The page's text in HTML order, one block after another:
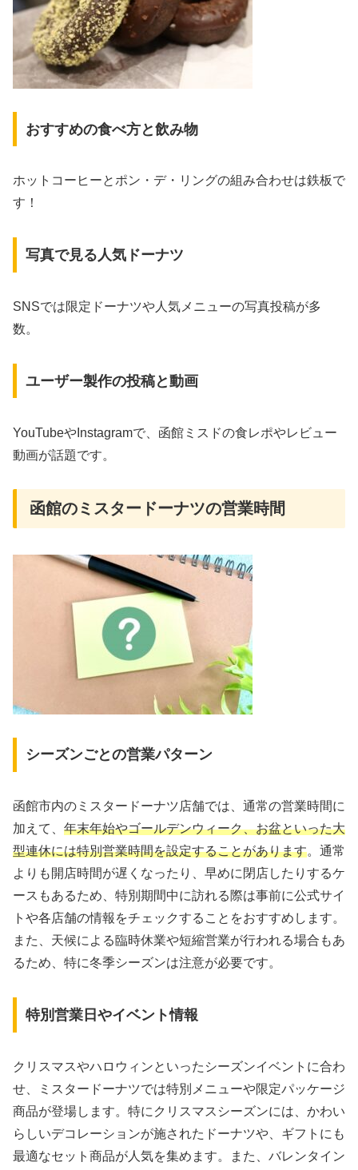
おすすめの食べ方と飲み物
ホットコーヒーとポン・デ・リングの組み合わせは鉄板で
す！
写真で見る人気ドーナツ
SNSでは限定ドーナツや人気メニューの写真投稿が多
数。
ユーザー製作の投稿と動画
YouTubeやInstagramで、函館ミスドの食レポやレビュー
動画が話題です。
函館のミスタードーナツの営業時間
シーズンごとの営業パターン
函館市内のミスタードーナツ店舗では、通常の営業時間に
加えて、 年末年始やゴールデンウィーク、お盆といった大
型連休には特別営業時間を設定することがあります。通常
よりも開店時間が遅くなったり、早めに閉店したりするケ
ースもあるため、特別期間中に訪れる際は事前に公式サイ
トや各店舗の情報をチェックすることをおすすめします。
また、天候による臨時休業や短縮営業が行われる場合もあ
るため、特に冬季シーズンは注意が必要です。
特別営業日やイベント情報
クリスマスやハロウィンといったシーズンイベントに合わ
せ、ミスタードーナツでは特別メニューや限定パッケージ
商品が登場します。特にクリスマスシーズンには、かわい
らしいデコレーションが施されたドーナツや、ギフトにも
最適なセット商品が人気を集めます。また、バレンタイン